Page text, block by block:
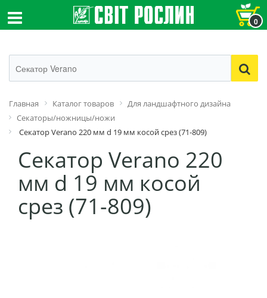
0
Главная Каталог товаров
Для ландшафтного дизайна
Секаторы/ножницы/ножи
Секатор Verano 220 мм d 19 мм косой срез (71-809)
Секатор Verano 220
мм d 19 мм косой
срез (71-809)